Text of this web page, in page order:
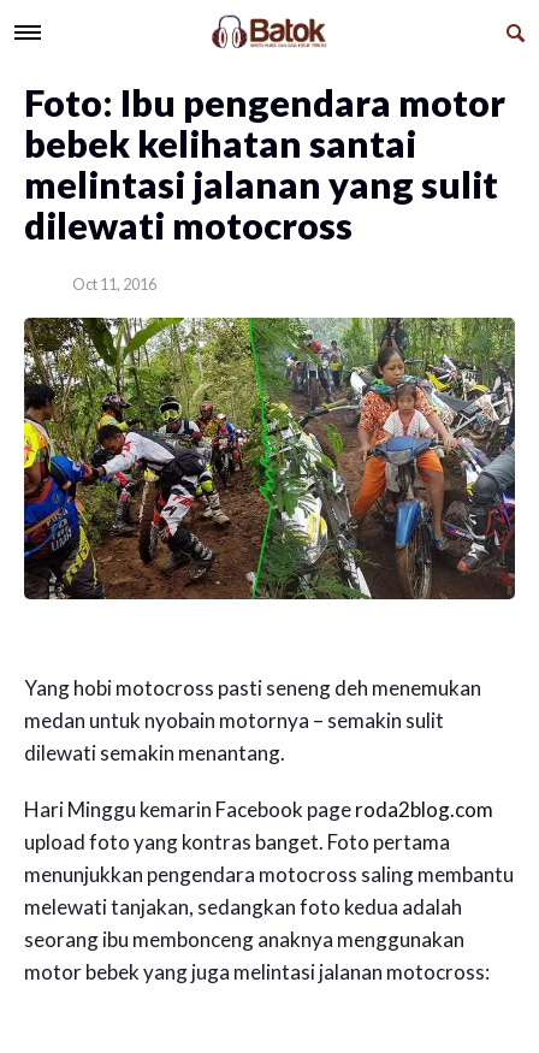
Foto: Ibu pengendara motor
bebek kelihatan santai
melintasi jalanan yang sulit
dilewati motocross
Oct 11, 2016
Yang hobi motocross pasti seneng deh menemukan
medan untuk nyobain motornya – semakin sulit
dilewati semakin menantang.
Hari Minggu kemarin Facebook pageroda2blog.com
upload foto yang kontras banget. Foto pertama
menunjukkan pengendara motocross saling membantu
melewati tanjakan, sedangkan foto kedua adalah
seorang ibu membonceng anaknya menggunakan
motor bebek yang juga melintasi jalanan motocross: